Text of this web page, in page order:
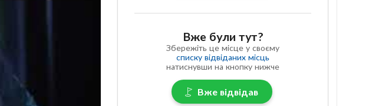
Вже були тут?
Збережіть це місце у своєму
списку відвіданих місць
натиснувши на кнопку нижче
Вже відвідав